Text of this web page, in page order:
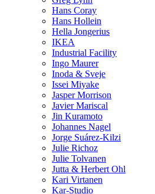
Hans Coray
Hans Hollein
Hella Jongerius
IKEA
Industrial Facility
Ingo Maurer
Inoda & Sveje
Issei Miyake
Jasper Morrison
Javier Mariscal
Jin Kuramoto
Johannes Nagel
Jorge Suárez-Kilzi
Julie Richoz
Julie Tolvanen
Jutta & Herbert Ohl
Kari Virtanen
Kar-Studio